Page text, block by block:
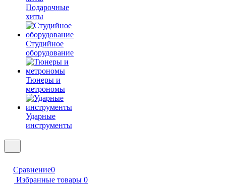
Подарочные
хиты
Студийное
оборудование
Тюнеры и
метрономы
Ударные
инструменты
Сравнение0
Избранные товары 0